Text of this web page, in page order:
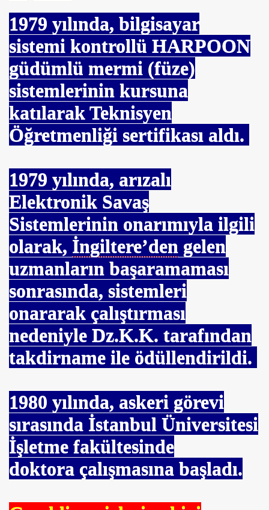
1979 yılında, bilgisayar
sistemi kontrollü HARPOON
güdümlü mermi (füze)
sistemlerinin kursuna
katılarak Teknisyen
Öğretmenliği sertifikası aldı.
1979 yılında, arızalı
Elektronik Savaş
Sistemlerinin onarımıyla ilgili
olarak, İngiltere’den gelen
uzmanların başaramaması
sonrasında, sistemleri
onararak çalıştırması
nedeniyle Dz.K.K. tarafından
takdirname ile ödüllendirildi.
1980 yılında, askeri görevi
sırasında İstanbul Üniversitesi
İşletme fakültesinde
doktora çalışmasına başladı.
Girişimci.
Hikayesi